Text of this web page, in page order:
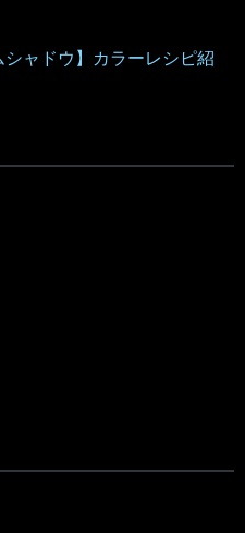
シャドウ】カラーレシピ紹